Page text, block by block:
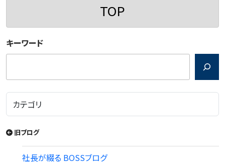
TOP
キーワード
旧ブログ
社長が綴る BOSSブログ